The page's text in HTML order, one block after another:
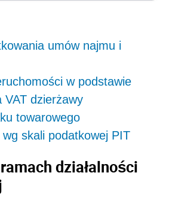
umów najmu i
w podstawie
VAT dzierżawy
towarowego
skali podatkowej PIT
działalności